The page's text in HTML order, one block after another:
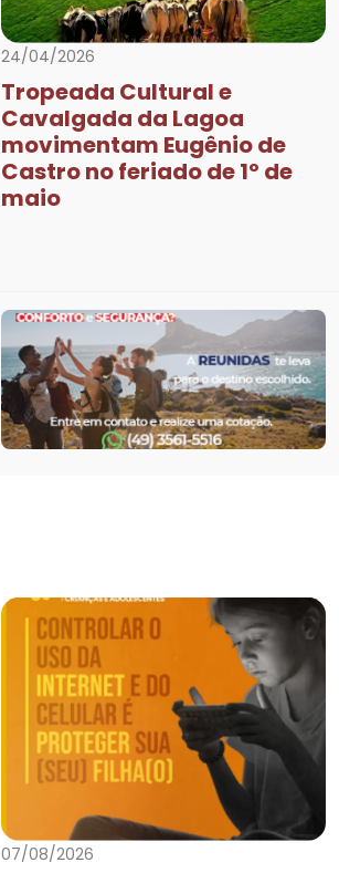
24/04/2026
Tropeada Cultural e
Cavalgada da Lagoa
movimentam Eugênio de
Castro no feriado de 1º de
maio
07/08/2026